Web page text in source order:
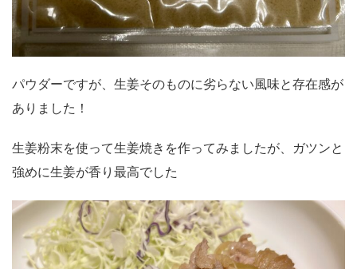
パウダーですが、生姜そのものに劣らない風味と存在感が
ありました！
生姜粉末を使って生姜焼きを作ってみましたが、ガツンと
強めに生姜が香り最高でした